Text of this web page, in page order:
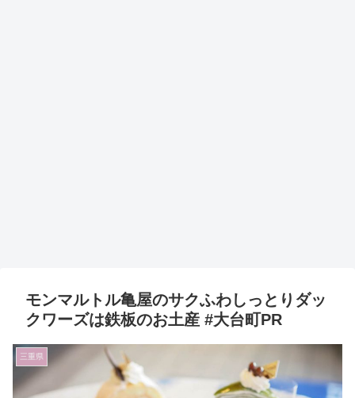
モンマルトル亀屋のサクふわしっとりダッ
クワーズは鉄板のお土産 #大台町PR
三重県